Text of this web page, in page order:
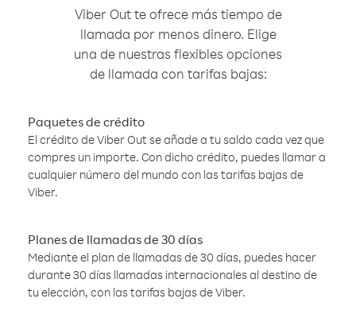
Viber Out te ofrece más tiempo de
llamada por menos dinero. Elige
una de nuestras flexibles opciones
de llamada con tarifas bajas:
Paquetes de crédito
El crédito de Viber Out se añade a tu saldo cada vez que
compres un importe. Con dicho crédito, puedes llamar a
cualquier número del mundo con las tarifas bajas de
Viber.
Planes de llamadas de 30 días
Mediante el plan de llamadas de 30 días, puedes hacer
durante 30 días llamadas internacionales al destino de
tu elección, con las tarifas bajas de Viber.